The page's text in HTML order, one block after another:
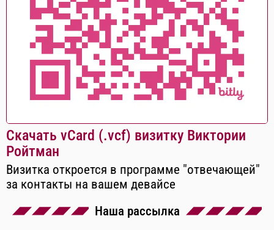
Скачать vCard (.vcf) визитку Виктории
Ройтман
Визитка откроется в программе "отвечающей"
за контакты на вашем девайсе
Наша рассылка